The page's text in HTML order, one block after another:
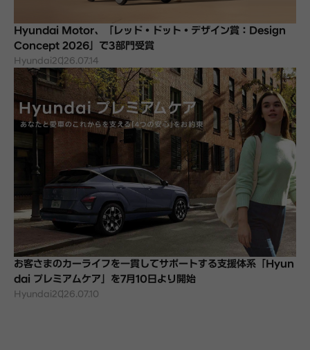
Hyundai Motor、「レッド・ドット・デザイン賞：Design
Concept 2026」で3部門受賞
Hyundai2026.07.14
お客さまのカーライフを一貫してサポートする支援体系「Hyun
dai プレミアムケア」を7月10日より開始
Hyundai2026.07.10